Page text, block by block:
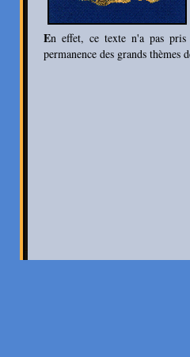
En effet, ce texte n'a pas
permanence des grands